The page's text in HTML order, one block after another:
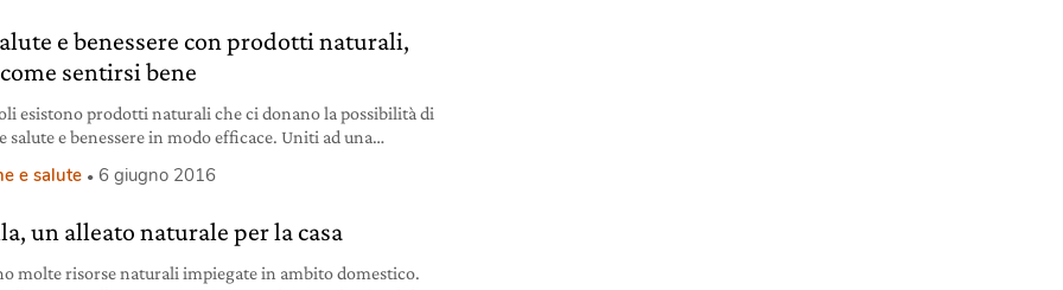
e benessere con prodotti naturali,
sentirsi bene
esistono prodotti naturali che ci donano la possibilità di
salute e benessere in modo efficace. Uniti ad una
e salute 6 giugno 2016
un alleato naturale per la casa
molte risorse naturali impiegate in ambito domestico.